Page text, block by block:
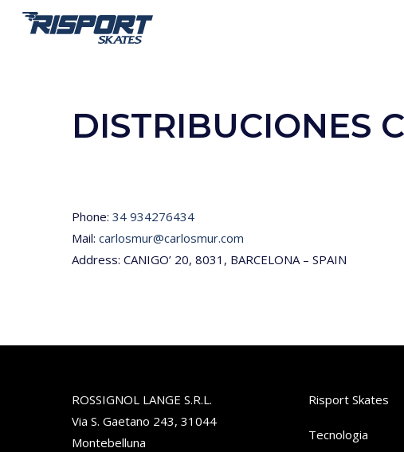
DISTRIBUCIONES
Phone: 34 934276434
Mail: carlosmur@carlosmur.com
Address: CANIGO’ 20, 8031, BARCELONA – SPAIN
ROSSIGNOL LANGE S.R.L.
Via S. Gaetano 243, 31044
Montebelluna
Risport Skates
Tecnologia